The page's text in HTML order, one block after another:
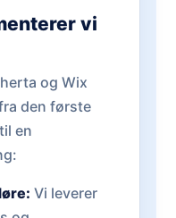
vi
og Wix
den første
en
Vi leverer